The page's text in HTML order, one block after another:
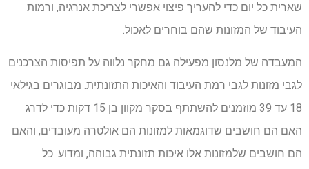
שארית כל יום כדי להעריך פיצוי אפשרי לצריכת אנרגיה, ורמות
העיבוד של המזונות שהם בוחרים לאכול.
המעבדה של מלנסון מפעילה גם מחקר נלווה על תפיסות הצרכנים
לגבי מזונות לגבי רמת העיבוד והאיכות התזונתית. מבוגרים בגילאי
18 עד 39 מוזמנים להשתתף בסקר מקוון בן 15 דקות כדי לדרג
האם הם חושבים שדוגמאות למזונות הם אולטרה מעובדים, והאם
הם חושבים שלמזונות אלו איכות תזונתית גבוהה, ומדוע. כל